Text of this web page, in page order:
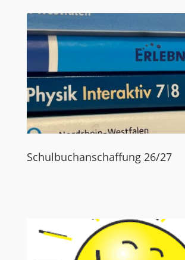
Schulbuchanschaffung 26/27